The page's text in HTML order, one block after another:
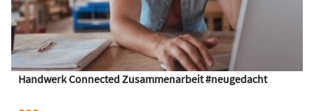
Handwerk Connected Zusammenarbeit #neugedacht